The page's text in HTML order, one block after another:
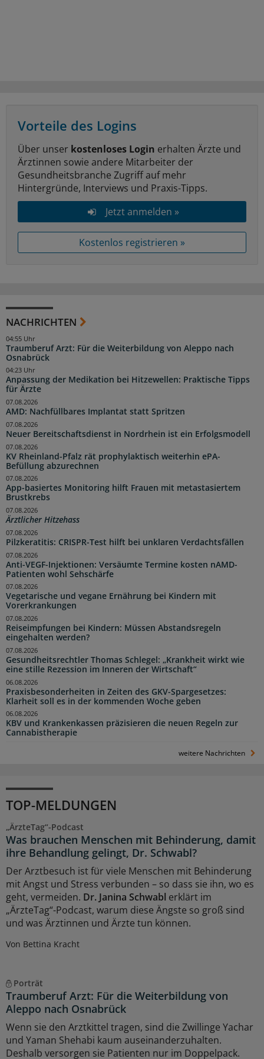
Vorteile des Logins
Über unser kostenloses Login erhalten Ärzte und
Ärztinnen sowie andere Mitarbeiter der
Gesundheitsbranche Zugriff auf mehr
Hintergründe, Interviews und Praxis-Tipps.
Jetzt anmelden »
Kostenlos registrieren »
NACHRICHTEN
Traumberuf Arzt: Für die Weiterbildung von Aleppo nach
Osnabrück
04:55 Uhr
Anpassung der Medikation bei Hitzewellen: Praktische Tipps
für Ärzte
04:23 Uhr
AMD: Nachfüllbares Implantat statt Spritzen
07.08.2026
Neuer Bereitschaftsdienst in Nordrhein ist ein Erfolgsmodell
07.08.2026
KV Rheinland-Pfalz rät prophylaktisch weiterhin ePA-
Befüllung abzurechnen
07.08.2026
App-basiertes Monitoring hilft Frauen mit metastasiertem
Brustkrebs
07.08.2026
Ärztlicher Hitzehass
07.08.2026
Pilzkeratitis: CRISPR-Test hilft bei unklaren Verdachtsfällen
07.08.2026
Anti-VEGF-Injektionen: Versäumte Termine kosten nAMD-
Patienten wohl Sehschärfe
07.08.2026
Vegetarische und vegane Ernährung bei Kindern mit
Vorerkrankungen
07.08.2026
Reiseimpfungen bei Kindern: Müssen Abstandsregeln
eingehalten werden?
07.08.2026
Gesundheitsrechtler Thomas Schlegel: „Krankheit wirkt wie
eine stille Rezession im Inneren der Wirtschaft“
07.08.2026
Praxisbesonderheiten in Zeiten des GKV-Spargesetzes:
Klarheit soll es in der kommenden Woche geben
06.08.2026
KBV und Krankenkassen präzisieren die neuen Regeln zur
Cannabistherapie
06.08.2026
weitere Nachrichten
TOP-MELDUNGEN
„ÄrzteTag“-Podcast
Was brauchen Menschen mit Behinderung, damit
ihre Behandlung gelingt, Dr. Schwabl?
Der Arztbesuch ist für viele Menschen mit Behinderung
mit Angst und Stress verbunden – so dass sie ihn, wo es
geht, vermeiden. Dr. Janina Schwabl erklärt im
„ÄrzteTag“-Podcast, warum diese Ängste so groß sind
und was Ärztinnen und Ärzte tun können.
Von Bettina Kracht
Porträt
Traumberuf Arzt: Für die Weiterbildung von
Aleppo nach Osnabrück
Wenn sie den Arztkittel tragen, sind die Zwillinge Yachar
und Yaman Shehabi kaum auseinanderzuhalten.
Deshalb versorgen sie Patienten nur im Doppelpack.